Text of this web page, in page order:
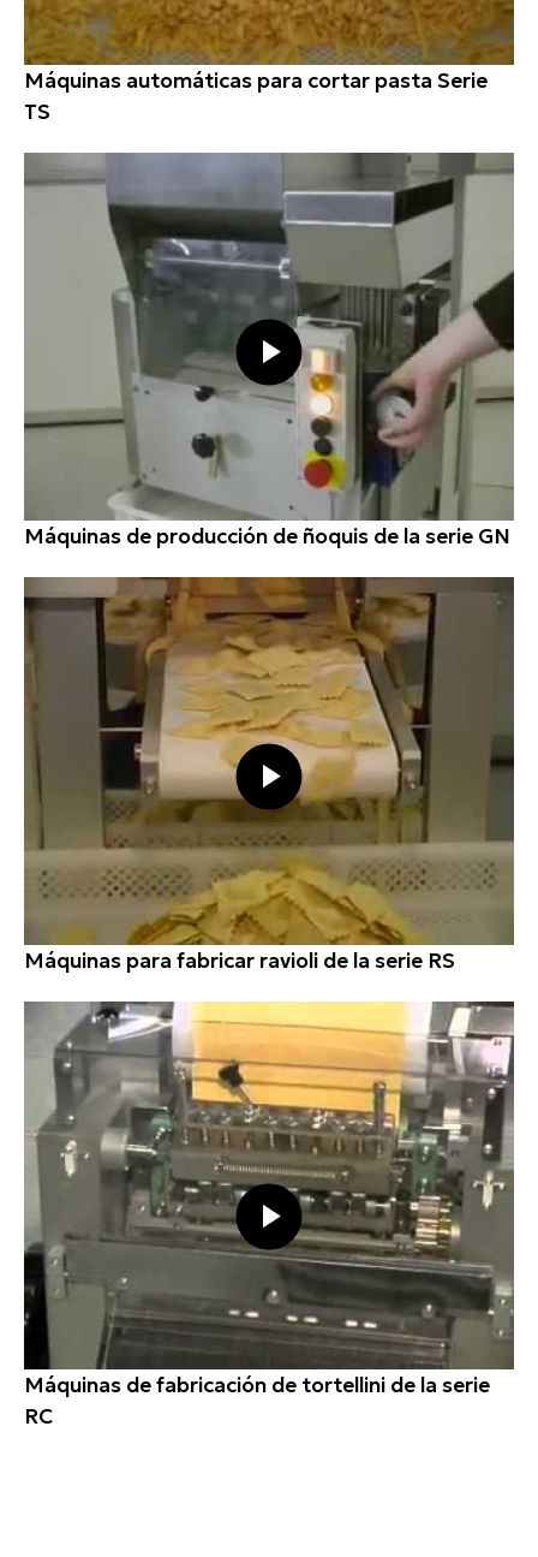
Máquinas automáticas para cortar pasta Serie
TS
Máquinas de producción de ñoquis de la serie GN
Máquinas para fabricar ravioli de la serie RS
Máquinas de fabricación de tortellini de la serie
RC